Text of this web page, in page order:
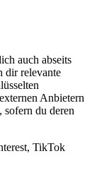
auch abseits
dir relevante
Anbietern
sofern du deren
TikTok